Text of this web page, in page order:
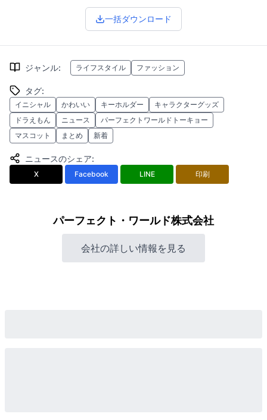
一括ダウンロード
ジャンル: ライフスタイル ファッション
タグ:
イニシャル かわいい キーホルダー
キャラクターグッズ
ドラえもん
ニュース
パーフェクトワールドトーキョー
マスコット
まとめ 新着
ニュースのシェア:
X Facebook LINE 印刷
パーフェクト・ワールド株式会社
会社の詳しい情報を見る